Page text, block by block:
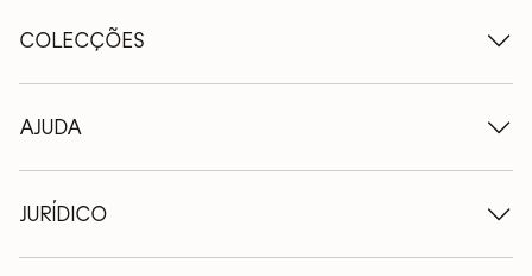
COLECÇÕES
Mesas de madeira
Tabelas extensíveis
Cadeiras de madeira
Cómodas de madeira
AJUDA
Quem somos nós
Termos e condições
Condições de entrega
Profissionais
JURÍDICO
Formas de pagamento